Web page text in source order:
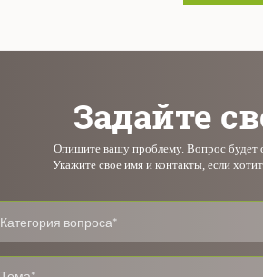
Задайте
Опишите вашу проблему. Вопрос будет
Укажите свое имя и контакты, если
Категория вопроса*